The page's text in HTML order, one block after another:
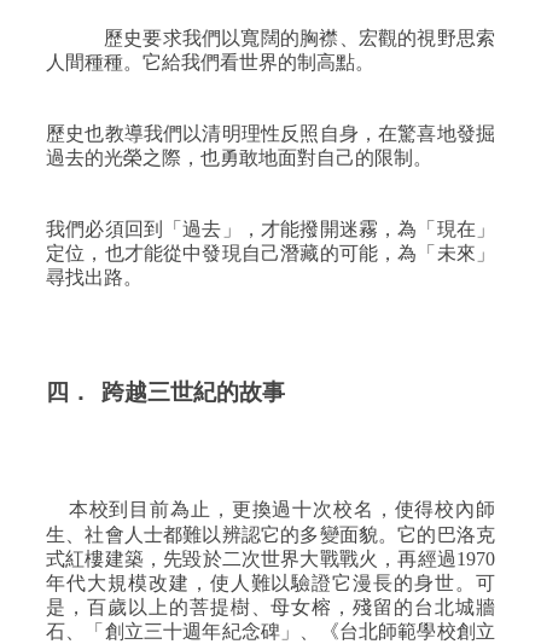
歷史要求我們以寬闊的胸襟、宏觀的視野思索
人間種種。它給我們看世界的制高點。
歷史也教導我們以清明理性反照自身，在驚喜地發掘
過去的光榮之際，也勇敢地面對自己的限制。
我們必須回到「過去」，才能撥開迷霧，為「現在」
定位，也才能從中發現自己潛藏的可能，為「未來」
尋找出路。
四． 跨越三世紀的故事
本校到目前為止，更換過十次校名，使得校內師
生、社會人士都難以辨認它的多變面貌。它的巴洛克
式紅樓建築，先毀於二次世界大戰戰火，再經過1970
年代大規模改建，使人難以驗證它漫長的身世。可
是，百歲以上的菩提樹、母女榕，殘留的台北城牆
石、「創立三十週年紀念碑」、《台北師範學校創立